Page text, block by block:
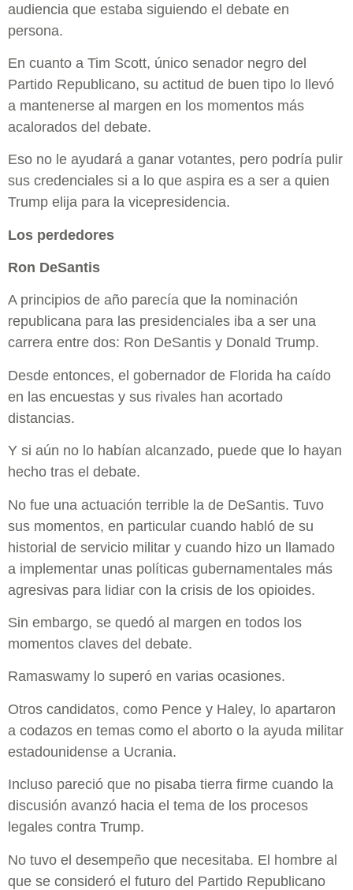
audiencia que estaba siguiendo el debate en
persona.
En cuanto a Tim Scott, único senador negro del
Partido Republicano, su actitud de buen tipo lo llevó
a mantenerse al margen en los momentos más
acalorados del debate.
Eso no le ayudará a ganar votantes, pero podría pulir
sus credenciales si a lo que aspira es a ser a quien
Trump elija para la vicepresidencia.
Los perdedores
Ron DeSantis
A principios de año parecía que la nominación
republicana para las presidenciales iba a ser una
carrera entre dos: Ron DeSantis y Donald Trump.
Desde entonces, el gobernador de Florida ha caído
en las encuestas y sus rivales han acortado
distancias.
Y si aún no lo habían alcanzado, puede que lo hayan
hecho tras el debate.
No fue una actuación terrible la de DeSantis. Tuvo
sus momentos, en particular cuando habló de su
historial de servicio militar y cuando hizo un llamado
a implementar unas políticas gubernamentales más
agresivas para lidiar con la crisis de los opioides.
Sin embargo, se quedó al margen en todos los
momentos claves del debate.
Ramaswamy lo superó en varias ocasiones.
Otros candidatos, como Pence y Haley, lo apartaron
a codazos en temas como el aborto o la ayuda militar
estadounidense a Ucrania.
Incluso pareció que no pisaba tierra firme cuando la
discusión avanzó hacia el tema de los procesos
legales contra Trump.
No tuvo el desempeño que necesitaba. El hombre al
que se consideró el futuro del Partido Republicano